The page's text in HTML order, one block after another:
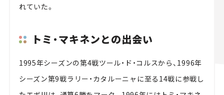
れていた。
トミ・マキネンとの出会い
1995年シーズンの第4戦ツール・ド・コルスから、1996年
シーズン第9戦ラリー・カタルーニャに至る14戦に参戦し